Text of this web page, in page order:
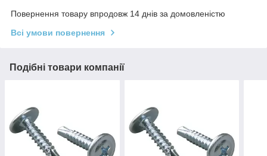
Повернення товару впродовж 14 днів за домовленістю
Всі умови повернення
Подібні товари компанії